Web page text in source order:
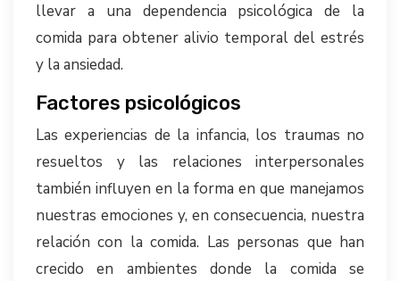
llevar a una dependencia psicológica de la
comida para obtener alivio temporal del estrés
y la ansiedad.
Factores psicológicos
Las experiencias de la infancia, los traumas no
resueltos y las relaciones interpersonales
también influyen en la forma en que manejamos
nuestras emociones y, en consecuencia, nuestra
relación con la comida. Las personas que han
crecido en ambientes donde la comida se